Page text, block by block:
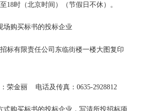
18时（北京时间）（节假日不休）。
场购买标书的投标企业
标有限责任公司东临街楼一楼大图复印
荣金丽 电话及传真：0635-2928812
式购买标书的投标企业，写清所投招标项